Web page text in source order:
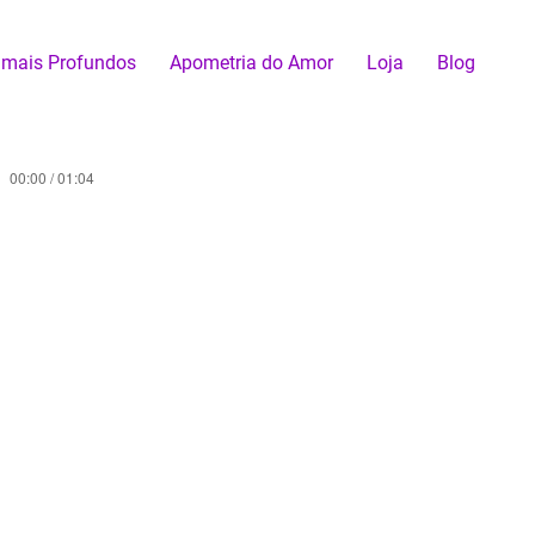
Profundos Apometria do Amor Loja Blog
00:00 / 01:04